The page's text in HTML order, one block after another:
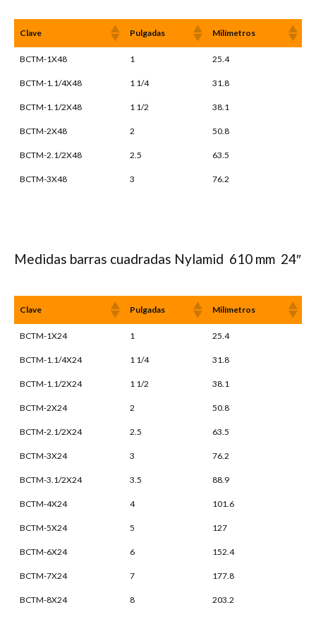
Clave Pulgadas Milímetros
BCTM-1X48 1 25.4
BCTM-1.1/4X48 1 1/4 31.8
BCTM-1.1/2X48 1 1/2 38.1
BCTM-2X48 2 50.8
BCTM-2.1/2X48 2.5 63.5
BCTM-3X48 3 76.2
Medidas barras cuadradas Nylamid 610 mm 24″
Clave Pulgadas Milímetros
BCTM-1X24 1 25.4
BCTM-1.1/4X24 1 1/4 31.8
BCTM-1.1/2X24 1 1/2 38.1
BCTM-2X24 2 50.8
BCTM-2.1/2X24 2.5 63.5
BCTM-3X24 3 76.2
BCTM-3.1/2X24 3.5 88.9
BCTM-4X24 4 101.6
BCTM-5X24 5 127
BCTM-6X24 6 152.4
BCTM-7X24 7 177.8
BCTM-8X24 8 203.2